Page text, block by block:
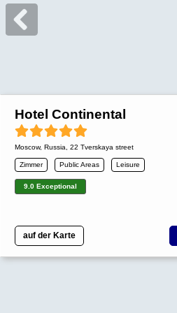
Hotel Continental
Moscow, Russia , 22 Tverskaya street
Zimmer Public Areas Leisure
9.0 Exceptional
auf der Karte